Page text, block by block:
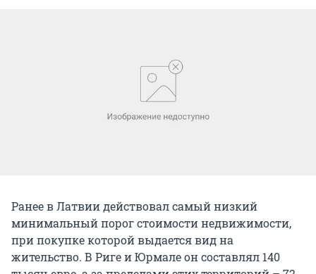
Ранее в Латвии действовал самый низкий
минимальный порог стоимости недвижимости,
при покупке которой выдается вид на
жительство. В Риге и Юрмале он составлял 140